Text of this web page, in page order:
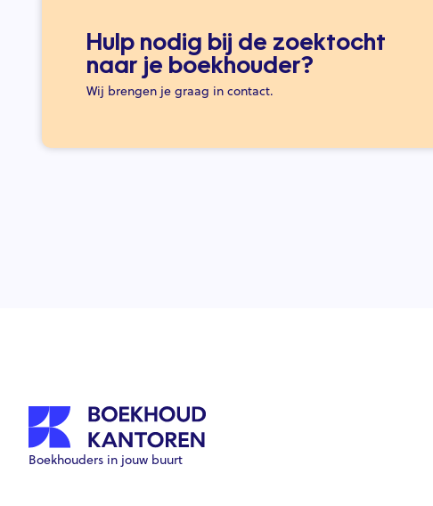
Hulp nodig bij de zoektocht
naar je boekhouder?
Wij brengen je graag in contact.
Boekhouders in jouw buurt